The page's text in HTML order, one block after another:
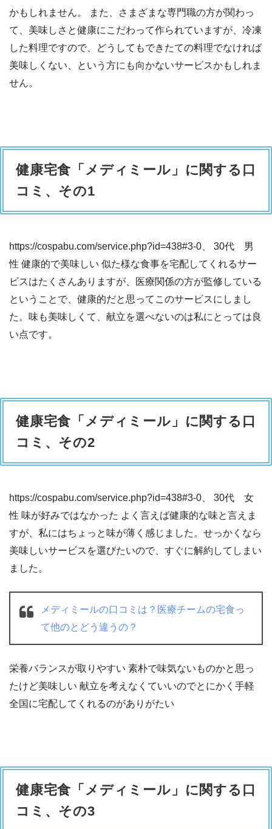
かもしれません。 また、さまざまな専門職の方が関わっ
て、美味しさと健康にこだわって作られていますが、冷凍
した料理ですので、どうしてもできたての料理でなければ
美味しくない、という方にも向かないサービスかもしれま
せん。
健康宅食「メディミール」に関する口
コミ、その1
https://cospabu.com/service.php?id=438#3-0、 30代 男
性 健康的で美味しい 似た様な食事を宅配してくれるサー
ビスはたくさんありますが、医療関係の方が監修している
ということで、健康的だと思ってこのサービスにしまし
た。味も美味しくて、献立を選べないのは私にとっては良
い点です。
健康宅食「メディミール」に関する口
コミ、その2
https://cospabu.com/service.php?id=438#3-0、 30代 女
性 味が好みではなかった よく言えば健康的な味と言えま
すが、私にはちょっと味が薄く感じました。せっかくなら
美味しいサービスを選びたいので、すぐに解約してしまい
ました。
メディミールの口コミは？医療チームの宅食っ
て他のとどう違うの？
栄養バランスが取りやすい 素朴で味気ないものかと思っ
たけど美味しい 献立を考えなくていいのでとにかく手軽
全国に宅配してくれるのがありがたい
健康宅食「メディミール」に関する口
コミ、その3